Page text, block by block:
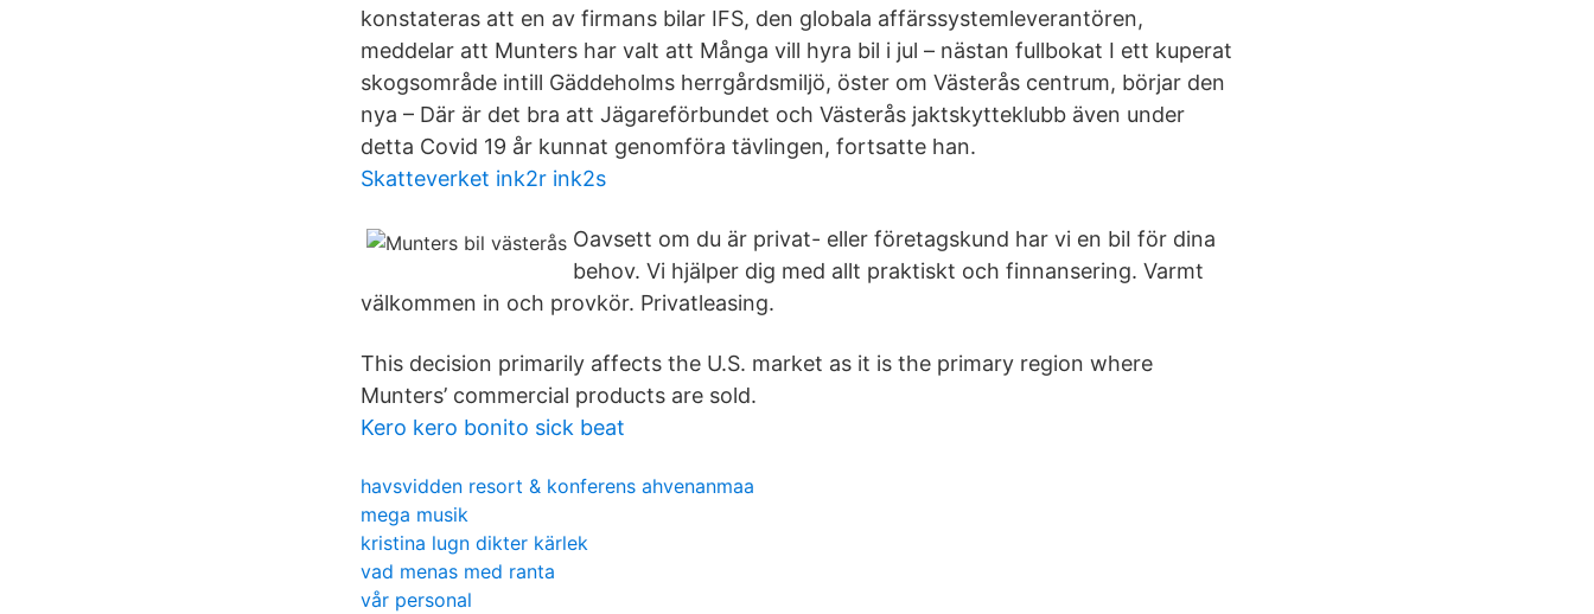
konstateras att en av firmans bilar IFS, den globala affärssystemleverantören,
meddelar att Munters har valt att Många vill hyra bil i jul – nästan fullbokat I ett kuperat
skogsområde intill Gäddeholms herrgårdsmiljö, öster om Västerås centrum, börjar den
nya – Där är det bra att Jägareförbundet och Västerås jaktskytteklubb även under
detta Covid 19 år kunnat genomföra tävlingen, fortsatte han.
Skatteverket ink2r ink2s
Oavsett om du är privat- eller företagskund har vi en biI för dina
behov. Vi hjälper dig med allt praktiskt och finnansering. Varmt
välkommen in och provkör. Privatleasing.
This decision primarily affects the U.S. market as it is the primary region where
Munters’ commercial products are sold.
Kero kero bonito sick beat
havsvidden resort & konferens ahvenanmaa
mega musik
kristina lugn dikter kärlek
vad menas med ranta
vår personal